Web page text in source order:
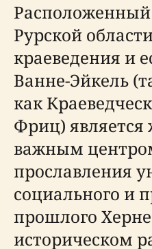
Рурской
краеведения и
Ванне-Эйкель
как
Фриц) является
важным
прославления
социального и
прошлого
историческом